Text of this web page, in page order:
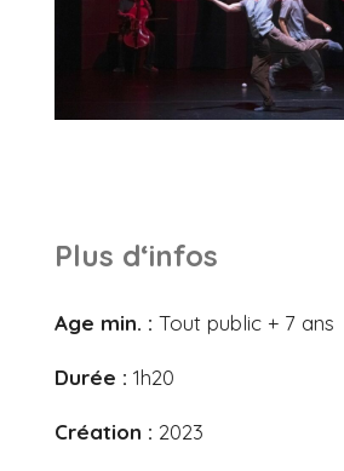
Plus d‘infos
Age min. : Tout public + 7 ans
Durée : 1h20
Création : 2023